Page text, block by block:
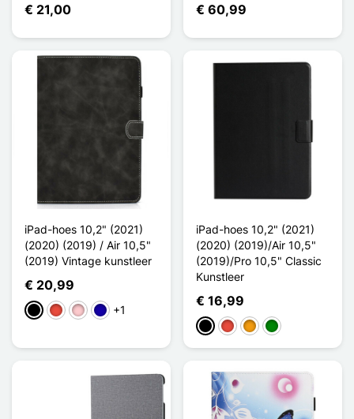
€ 21,00 € 60,99
iPad-hoes 10,2" (2021)
(2020) (2019) / Air 10,5"
(2019) Vintage kunstleer
€ 20,99
ZwartRoodRozeDonkerblauw
+1
iPad-hoes 10,2" (2021)
(2020) (2019)/Air 10,5"
(2019)/Pro 10,5" Classic
Kunstleer
€ 16,99
ZwartRoodOranjeGroen